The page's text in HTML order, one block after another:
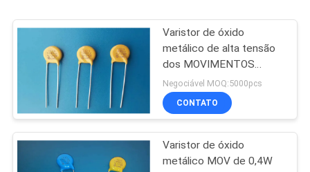
Varistor de óxido
metálico de alta tensão
dos MOVIMENTOS
14D471K, varistores do
óxido de zinco
Negociável MOQ:5000pcs
CONTATO
Varistor de óxido
metálico MOV de 0,4W